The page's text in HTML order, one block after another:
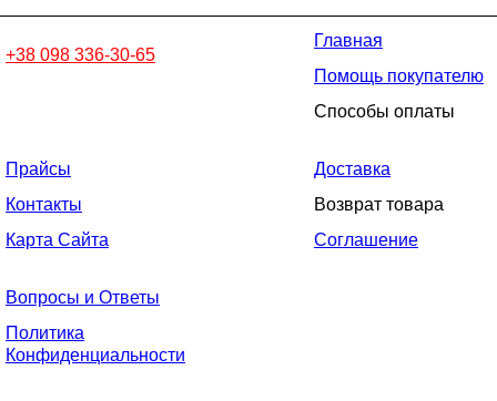
+38 098 336-30-65
Главная
Помощь покупателю
Способы оплаты
Прайсы
Контакты
Карта Сайта
Доставка
Возврат товара
Соглашение
Вопросы и Ответы
Политика
Конфиденциальности